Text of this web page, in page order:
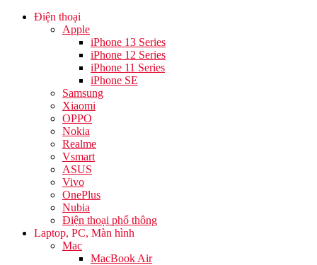
Điện thoại
Apple
iPhone 13 Series
iPhone 12 Series
iPhone 11 Series
iPhone SE
Samsung
Xiaomi
OPPO
Nokia
Realme
Vsmart
ASUS
Vivo
OnePlus
Nubia
Điện thoại phổ thông
Laptop, PC, Màn hình
Mac
MacBook Air